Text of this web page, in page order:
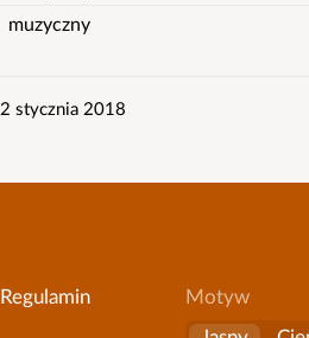
muzyczny
2 stycznia 2018
Regulamin
Motyw